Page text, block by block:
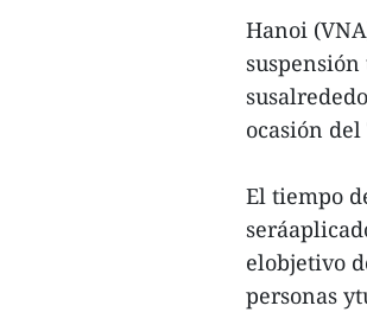
Hanoi
ocasión
El tiempo
elobjetivo
personas